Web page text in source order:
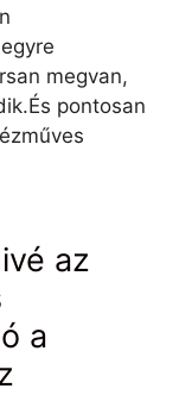
megvan,
pontosan
az
a